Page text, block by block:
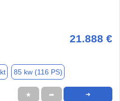
21.888 €
85 kw (116 PS)
★ ➦ ➜